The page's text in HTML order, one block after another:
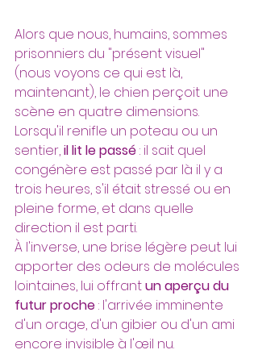
Alors que nous, humains, sommes
prisonniers du "présent visuel"
(nous voyons ce qui est là,
maintenant), le chien perçoit une
scène en quatre dimensions.
Lorsqu'il renifle un poteau ou un
sentier, il lit le passé : il sait quel
congénère est passé par là il y a
trois heures, s'il était stressé ou en
pleine forme, et dans quelle
direction il est parti.
À l'inverse, une brise légère peut lui
apporter des odeurs de molécules
lointaines, lui offrant un aperçu du
futur proche : l'arrivée imminente
d'un orage, d'un gibier ou d'un ami
encore invisible à l'œil nu.